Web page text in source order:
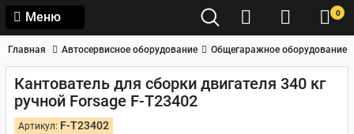
Меню 0
Главная Автосервисное оборудование Общегаражное оборудование
Кантователь для сборки двигателя 340 кг
ручной Forsage F-T23402
Артикул: F-T23402